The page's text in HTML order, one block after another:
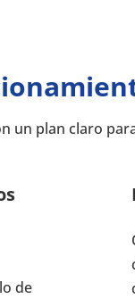
un plan claro
de